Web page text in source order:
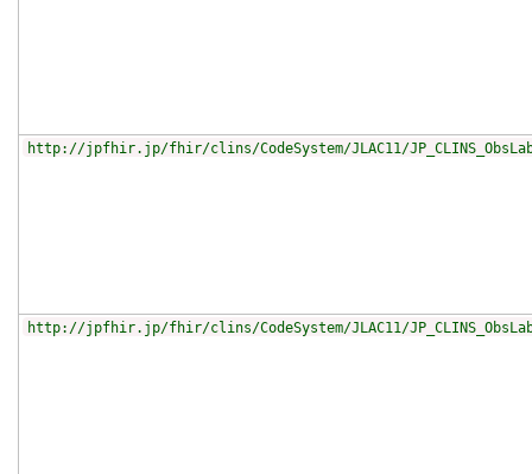
http://jpfhir.jp/fhir/clins/CodeSystem/JLAC11/
http://jpfhir.jp/fhir/clins/CodeSystem/JLAC11/